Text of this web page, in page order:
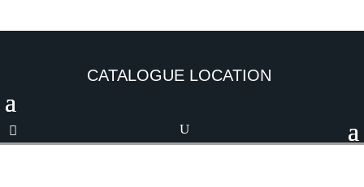
CATALOGUE LOCATION